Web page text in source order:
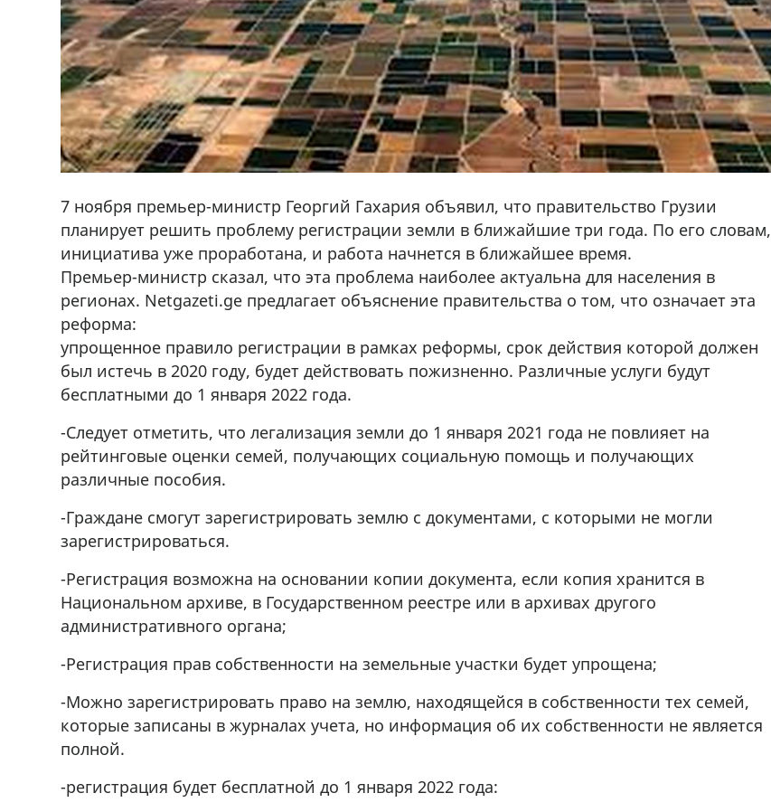
7 ноября премьер-министр Георгий Гахария объявил, что правительство Грузии
планирует решить проблему регистрации земли в ближайшие три года. По его словам,
инициатива уже проработана, и работа начнется в ближайшее время.
Премьер-министр сказал, что эта проблема наиболее актуальна для населения в
регионах. Netgazeti.ge предлагает объяснение правительства о том, что означает эта
реформа:
упрощенное правило регистрации в рамках реформы, срок действия которой должен
был истечь в 2020 году, будет действовать пожизненно. Различные услуги будут
бесплатными до 1 января 2022 года.
-Следует отметить, что легализация земли до 1 января 2021 года не повлияет на
рейтинговые оценки семей, получающих социальную помощь и получающих
различные пособия.
-Граждане смогут зарегистрировать землю с документами, с которыми не могли
зарегистрироваться.
-Регистрация возможна на основании копии документа, если копия хранится в
Национальном архиве, в Государственном реестре или в архивах другого
административного органа;
-Регистрация прав собственности на земельные участки будет упрощена;
-Можно зарегистрировать право на землю, находящейся в собственности тех семей,
которые записаны в журналах учета, но информация об их собственности не является
полной.
-регистрация будет бесплатной до 1 января 2022 года:
30 57
Продается соль оптом и в розницу в
мешках, 500 22 47 42